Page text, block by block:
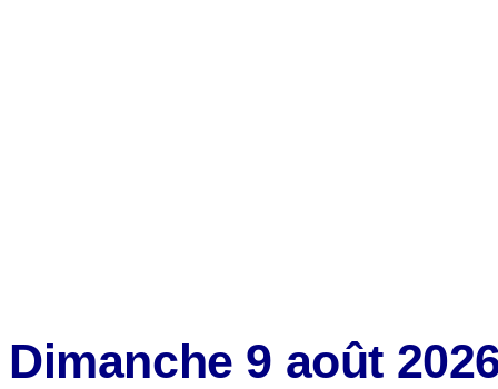
Dimanche 9 août